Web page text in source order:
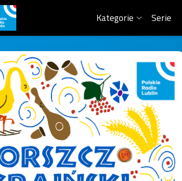
Kategorie Serie